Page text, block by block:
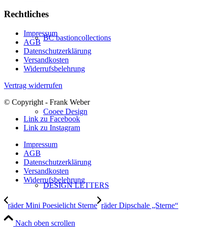
BC bastioncollections
Cooee Design
DESIGN LETTERS
Rechtliches
Impressum
AGB
Datenschutzerklärung
Versandkosten
Widerrufsbelehrung
Vertrag widerrufen
© Copyright - Frank Weber
Link zu Facebook
Link zu Instagram
Impressum
AGB
Datenschutzerklärung
Versandkosten
Widerrufsbelehrung
räder Mini Poesielicht Sterne räder Dipschale „Sterne“
Nach oben scrollen